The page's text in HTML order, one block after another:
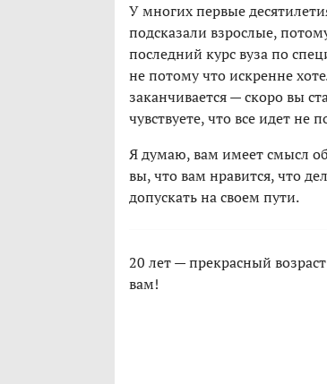
У многих первые
подсказали взрослые,
последний курс вуза по
не потому что искренне
заканчивается — скоро вы
чувствуете, что все идет
Я думаю, вам имеет смысл
вы, что вам нравится, что
допускать на своем пути.
20 лет — прекрасный
вам!